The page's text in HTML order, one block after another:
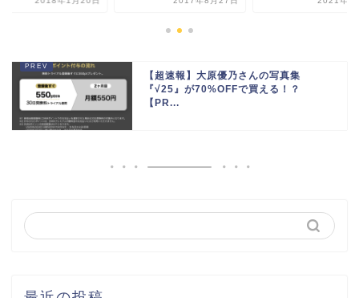
【超速報】大原優乃さんの写真集
『√25』が70%OFFで買える！？
【PR...